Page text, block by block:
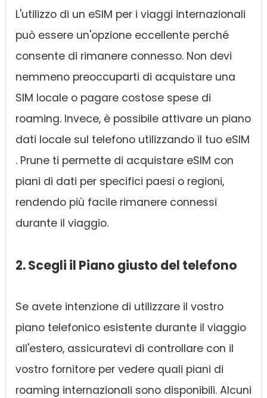
L'utilizzo di un eSIM per i viaggi internazionali
può essere un'opzione eccellente perché
consente di rimanere connesso. Non devi
nemmeno preoccuparti di acquistare una
SIM locale o pagare costose spese di
roaming. Invece, è possibile attivare un piano
dati locale sul telefono utilizzando il tuo eSIM
. Prune ti permette di acquistare eSIM con
piani di dati per specifici paesi o regioni,
rendendo più facile rimanere connessi
durante il viaggio.
2. Scegli il Piano giusto del telefono
Se avete intenzione di utilizzare il vostro
piano telefonico esistente durante il viaggio
all'estero, assicuratevi di controllare con il
vostro fornitore per vedere quali piani di
roaming internazionali sono disponibili. Alcuni